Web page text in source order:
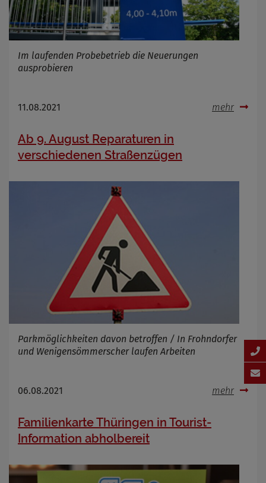
Im laufenden Probebetrieb die Neuerungen
ausprobieren
11.08.2021 mehr
Ab 9. August Reparaturen in
verschiedenen Straßenzügen
Parkmöglichkeiten davon betroffen / In Frohndorfer
und Wenigensömmerscher laufen Arbeiten
06.08.2021 mehr
Familienkarte Thüringen in Tourist-
Information abholbereit